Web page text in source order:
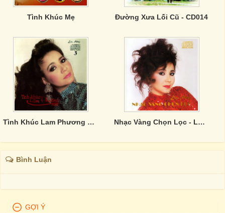
Tình Khúc Mẹ Đường Xưa Lối Cũ - CD014
Tình Khúc Lam Phương Paris Nhạc Vàng Chọn Lọc - Lưu Hồng
Bình Luận
GỢI Ý